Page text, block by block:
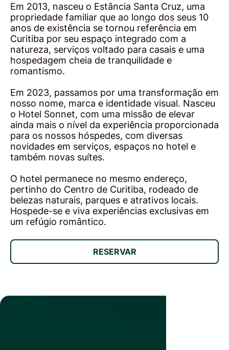
Em 2013, nasceu o Estância Santa Cruz, uma
propriedade familiar que ao longo dos seus 10
anos de existência se tornou referência em
Curitiba por seu espaço integrado com a
natureza, serviços voltado para casais e uma
hospedagem cheia de tranquilidade e
romantismo.
Em 2023, passamos por uma transformação em
nosso nome, marca e identidade visual. Nasceu
o Hotel Sonnet, com uma missão de elevar
ainda mais o nível da experiência proporcionada
para os nossos hóspedes, com diversas
novidades em serviços, espaços no hotel e
também novas suítes.
O hotel permanece no mesmo endereço,
pertinho do Centro de Curitiba, rodeado de
belezas naturais, parques e atrativos locais.
Hospede-se e viva experiências exclusivas em
um refúgio romântico.
RESERVAR